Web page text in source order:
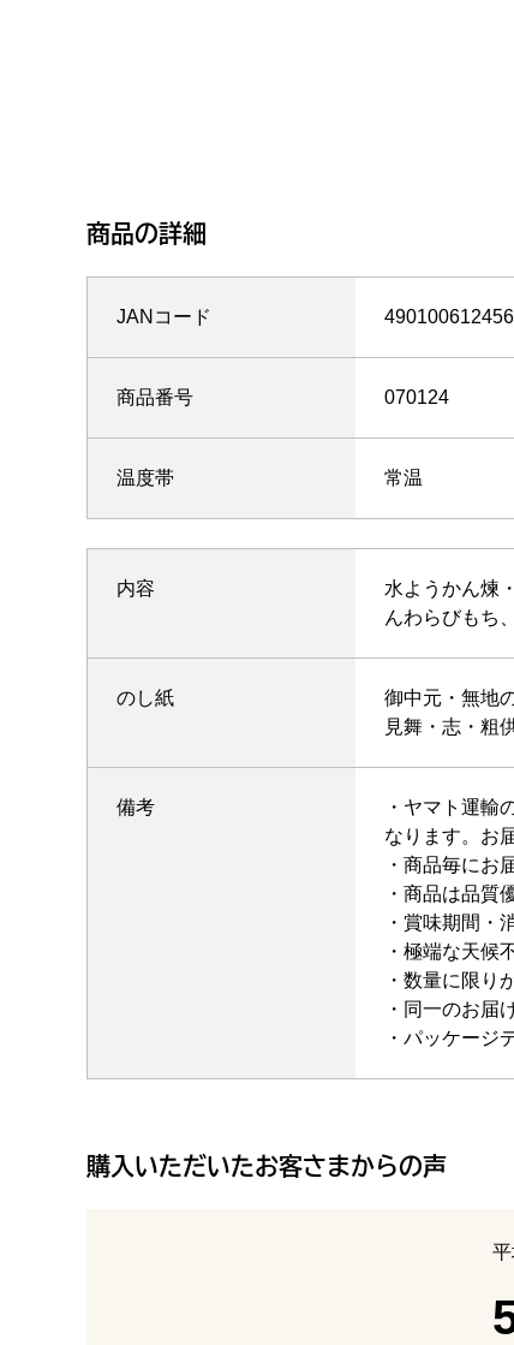
商品の詳細
JANコード
商品番号 070124
温度帯 常温
内容
水ようかん煉
んわらびもち
のし紙
御中元・無地
見舞・志・粗
備考
・ヤマト運輸
なります。お
・商品毎にお
・商品は品質
・賞味期間・
・極端な天候
・数量に限り
・同一のお届
・パッケージ
購入いただいたお客さまからの声